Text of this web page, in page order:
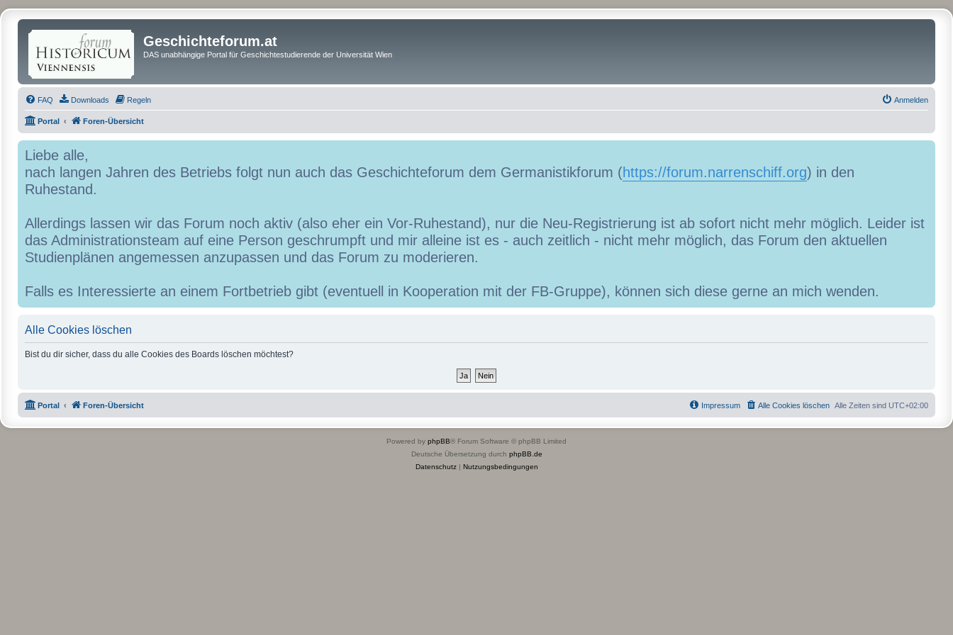
Geschichteforum.at
DAS unabhängige Portal für Geschichtestudierende der Universität Wien
FAQ Downloads Regeln Anmelden
Portal Foren-Übersicht
Liebe alle,
nach langen Jahren des Betriebs folgt nun auch das Geschichteforum dem Germanistikforum (https://forum.narrenschiff.org) in den
Ruhestand.
Allerdings lassen wir das Forum noch aktiv (also eher ein Vor-Ruhestand), nur die Neu-Registrierung ist ab sofort nicht mehr möglich. Leider ist
das Administrationsteam auf eine Person geschrumpft und mir alleine ist es - auch zeitlich - nicht mehr möglich, das Forum den aktuellen
Studienplänen angemessen anzupassen und das Forum zu moderieren.
Falls es Interessierte an einem Fortbetrieb gibt (eventuell in Kooperation mit der FB-Gruppe), können sich diese gerne an mich wenden.
Alle Cookies löschen
Bist du dir sicher, dass du alle Cookies des Boards löschen möchtest?
Portal Foren-Übersicht Alle Zeiten sind UTC+02:00
Alle Cookies löschen
Impressum
Powered by phpBB® Forum Software © phpBB Limited
Deutsche Übersetzung durch phpBB.de
Datenschutz| Nutzungsbedingungen